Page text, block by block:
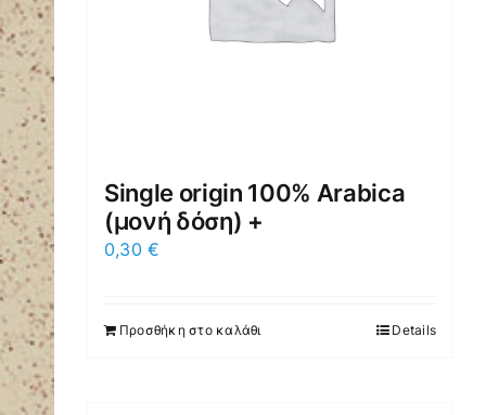
Single origin 100% Arabica
(μονή δόση) +
0,30€
Προσθήκη στο καλάθι Details